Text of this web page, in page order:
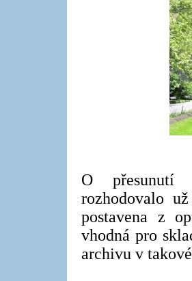
O přesunutí
rozhodovalo
postavena z
vhodná pro
archivu v